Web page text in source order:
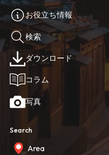
お役立ち情報
検索
ダウンロード
コラム
写真
Search
Area